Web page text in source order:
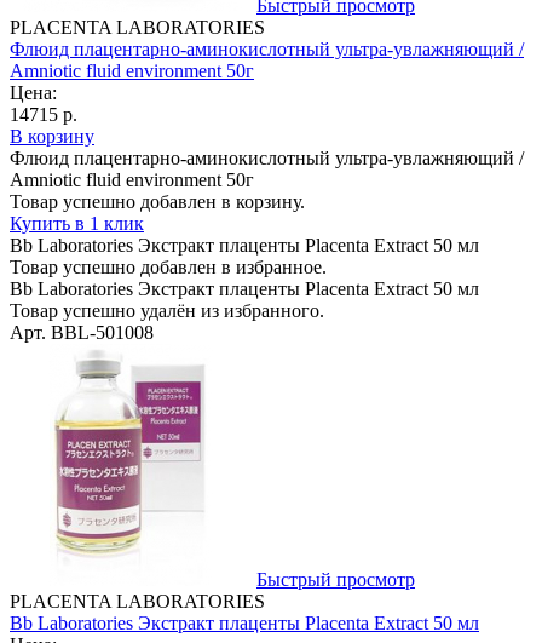
Быстрый просмотр
PLACENTA LABORATORIES
Флюид плацентарно-аминокислотный ультра-увлажняющий /
Amniotic fluid environment 50г
Цена:
14715 р.
В корзину
Флюид плацентарно-аминокислотный ультра-увлажняющий /
Amniotic fluid environment 50г
Товар успешно добавлен в корзину.
Купить в 1 клик
Bb Laboratories Экстракт плаценты Placenta Extract 50 мл
Товар успешно добавлен в избранное.
Bb Laboratories Экстракт плаценты Placenta Extract 50 мл
Товар успешно удалён из избранного.
Арт. BBL-501008
Быстрый просмотр
PLACENTA LABORATORIES
Bb Laboratories Экстракт плаценты Placenta Extract 50 мл